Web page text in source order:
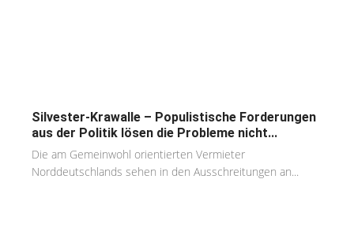
Silvester-Krawalle – Populistische Forderungen
aus der Politik lösen die Probleme nicht...
Die am Gemeinwohl orientierten Vermieter
Norddeutschlands sehen in den Ausschreitungen an...